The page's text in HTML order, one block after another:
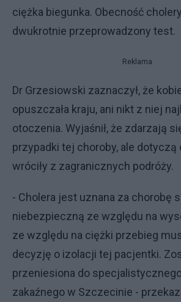
ciężka biegunka. Obecność
dwukrotnie przeprowadzony test.
Reklama
Dr Grzesiowski zaznaczył, że
opuszczała kraju, ani nikt z niej
otoczenia. Wyjaśnił, że zdarzają
przypadki tej choroby, ale dotyczą
wróciły z zagranicznych podróży.
- Cholera jest uznana za chorobę
niebezpieczną ze względu na
ze względu na ciężki przebieg
decyzję o izolacji tej pacjentki.
przeniesiona do
zakaźnego w Szczecinie -